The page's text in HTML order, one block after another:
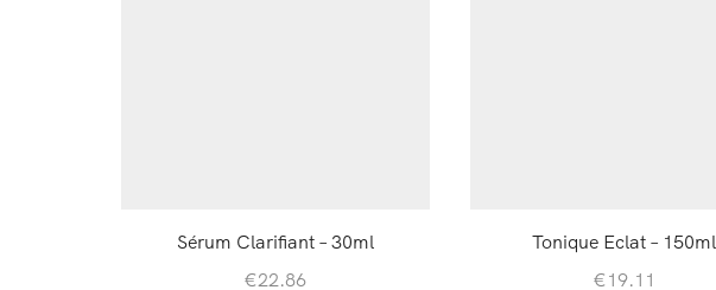
Sérum Clarifiant – 30ml
€22.86
Tonique Eclat – 150ml
€ 19.11